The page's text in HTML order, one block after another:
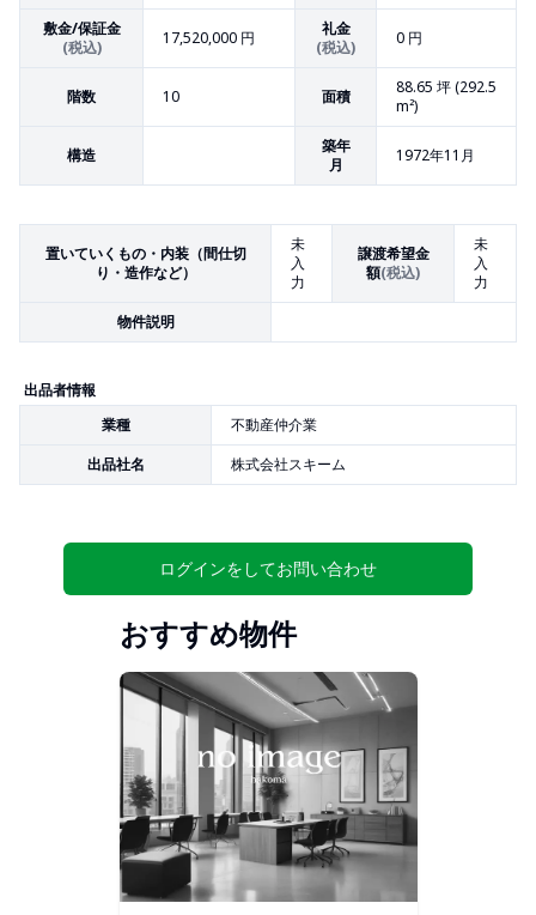
敷金/保証金
(税込)
17,520,000 円
礼金
(税込)
0 円
階数 10 面積 88.65 坪 (292.5
m²)
構造
築年
月
1972年11月
置いていくもの・内装（間仕切
り・造作など）
未
入
力
譲渡希望金
額(税込)
未
入
力
物件説明
出品者情報
業種
不動産仲介業
出品社名
株式会社スキーム
ログインをしてお問い合わせ
おすすめ物件